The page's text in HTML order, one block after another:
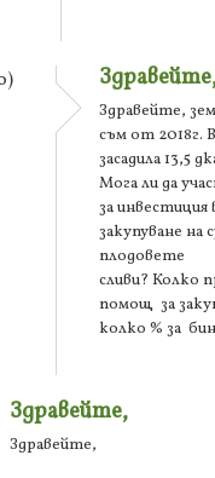
Здравейте,
съм от 2018г.
засадила 13,5
Мога ли да
за инвестиция
закупуване на
плодовете
сливи? Колко
помощ за
колко % за
Здравейте,
Здравейте,